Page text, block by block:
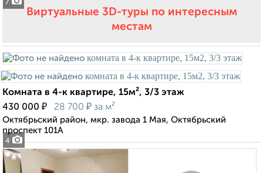
7
Виртуальные 3D-туры по интересным
местам
4
Комната в 4-к квартире, 15м², 3/3 этаж
430 000 ₽ 28 700 ₽ за м²
Октябрьский район, мкр. завода 1 Мая, Октябрьский
проспект 101А